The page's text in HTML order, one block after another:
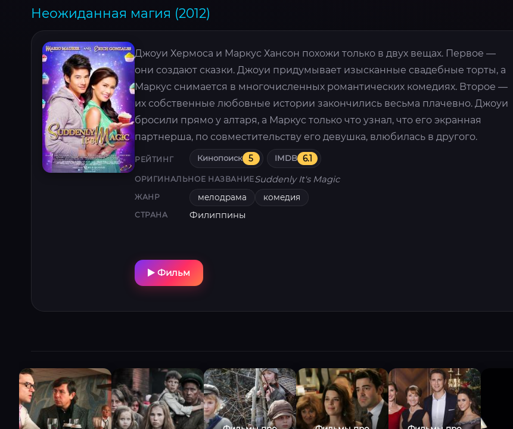
Неожиданная магия (2012)
Джоуи Хермоса и Маркус Хансон похожи только в двух вещах. Первое —
они создают сказки. Джоуи придумывает изысканные свадебные торты, а
Маркус снимается в многочисленных романтических комедиях. Второе —
их собственные любовные истории закончились весьма плачевно. Джоуи
бросили прямо у алтаря, а Маркус только что узнал, что его экранная
партнерша, по совместительству его девушка, влюбилась в другого.
РЕЙТИНГ Кинопоиск 5 IMDB 6.1
ОРИГИНАЛЬНОЕ НАЗВАНИЕSuddenly It's Magic
ЖАНР мелодрама комедия
СТРАНА Филиппины
Фильм